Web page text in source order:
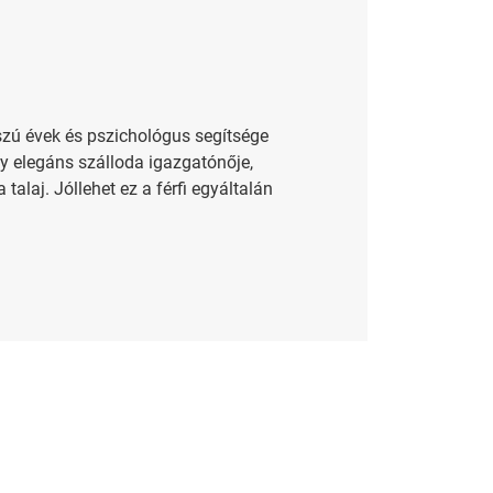
évek és pszichológus segítsége
elegáns szálloda igazgatónője,
talaj. Jóllehet ez a férfi egyáltalán